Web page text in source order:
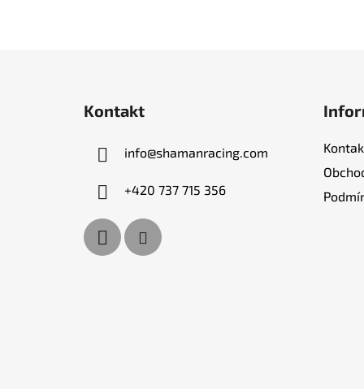
Kontakt
info@shamanracing.com
+420 737 715 356